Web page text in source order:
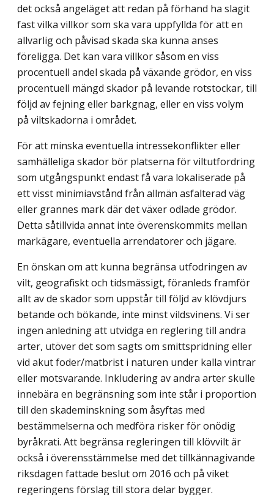
det också angeläget att redan på förhand ha slagit
fast vilka villkor som ska vara uppfyllda för att en
allvarlig och påvisad skada ska kunna anses
föreligga. Det kan vara villkor såsom en viss
procentuell andel skada på växande grödor, en viss
procentuell mängd skador på levande rotstockar, till
följd av fejning eller barkgnag, eller en viss volym
på viltskadorna i området.
För att minska eventuella intressekonflikter eller
samhälleliga skador bör platserna för viltutfordring
som utgångspunkt endast få vara lokaliserade på
ett visst minimi­avstånd från allmän asfalterad väg
eller grannes mark där det växer odlade grödor.
Detta såtillvida annat inte överenskommits mellan
markägare, eventuella arrendatorer och jägare.
En önskan om att kunna begränsa utfodringen av
vilt, geografiskt och tidsmässigt, föranleds framför
allt av de skador som uppstår till följd av klövdjurs
betande och bökande, inte minst vildsvinens. Vi ser
ingen anledning att utvidga en reglering till andra
arter, utöver det som sagts om smittspridning eller
vid akut foder/matbrist i naturen under kalla vintrar
eller motsvarande. Inkludering av andra arter skulle
innebära en begränsning som inte står i proportion
till den skademinskning som åsyftas med
bestämmelserna och medföra risker för onödig
byråkrati. Att begränsa regleringen till klövvilt är
också i överensstämmelse med det tillkännagivande
riksdagen fattade beslut om 2016 och på viket
regeringens förslag till stora delar bygger.